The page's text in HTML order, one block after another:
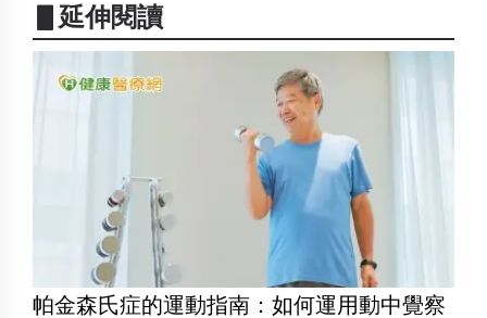
▋延伸閱讀
帕金森氏症的運動指南：如何運用動中覺察